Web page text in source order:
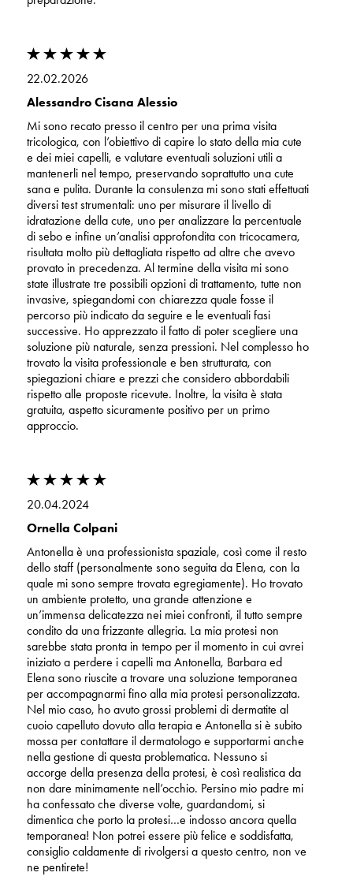
22.02.2026
Alessandro Cisana Alessio
Mi sono recato presso il centro per una prima visita
tricologica, con l’obiettivo di capire lo stato della mia cute
e dei miei capelli, e valutare eventuali soluzioni utili a
mantenerli nel tempo, preservando soprattutto una cute
sana e pulita. Durante la consulenza mi sono stati effettuati
diversi test strumentali: uno per misurare il livello di
idratazione della cute, uno per analizzare la percentuale
di sebo e infine un’analisi approfondita con tricocamera,
risultata molto più dettagliata rispetto ad altre che avevo
provato in precedenza. Al termine della visita mi sono
state illustrate tre possibili opzioni di trattamento, tutte non
invasive, spiegandomi con chiarezza quale fosse il
percorso più indicato da seguire e le eventuali fasi
successive. Ho apprezzato il fatto di poter scegliere una
soluzione più naturale, senza pressioni. Nel complesso ho
trovato la visita professionale e ben strutturata, con
spiegazioni chiare e prezzi che considero abbordabili
rispetto alle proposte ricevute. Inoltre, la visita è stata
gratuita, aspetto sicuramente positivo per un primo
approccio.
20.04.2024
Ornella Colpani
Antonella è una professionista spaziale, così come il resto
dello staff (personalmente sono seguita da Elena, con la
quale mi sono sempre trovata egregiamente). Ho trovato
un ambiente protetto, una grande attenzione e
un’immensa delicatezza nei miei confronti, il tutto sempre
condito da una frizzante allegria. La mia protesi non
sarebbe stata pronta in tempo per il momento in cui avrei
iniziato a perdere i capelli ma Antonella, Barbara ed
Elena sono riuscite a trovare una soluzione temporanea
per accompagnarmi fino alla mia protesi personalizzata.
Nel mio caso, ho avuto grossi problemi di dermatite al
cuoio capelluto dovuto alla terapia e Antonella si è subito
mossa per contattare il dermatologo e supportarmi anche
nella gestione di questa problematica. Nessuno si
accorge della presenza della protesi, è così realistica da
non dare minimamente nell’occhio. Persino mio padre mi
ha confessato che diverse volte, guardandomi, si
dimentica che porto la protesi…e indosso ancora quella
temporanea! Non potrei essere più felice e soddisfatta,
consiglio caldamente di rivolgersi a questo centro, non ve
ne pentirete!